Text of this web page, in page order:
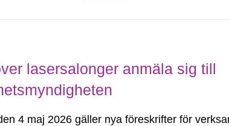
lasersalonger anmäla sig till
4 maj 2026 gäller nya föreskrifter för